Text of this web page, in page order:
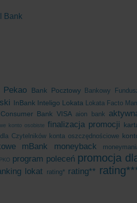
Bank
Pekao Bank Pocztowy
Bankowy
InBank Inteligo Lokata Lokata Facto
Bank VISA aion bank
konto osobiste finalizacja promocji
Czytelników konta oszczędnościowe
mBank moneyback
program poleceń promocja
lokat rating* rating**